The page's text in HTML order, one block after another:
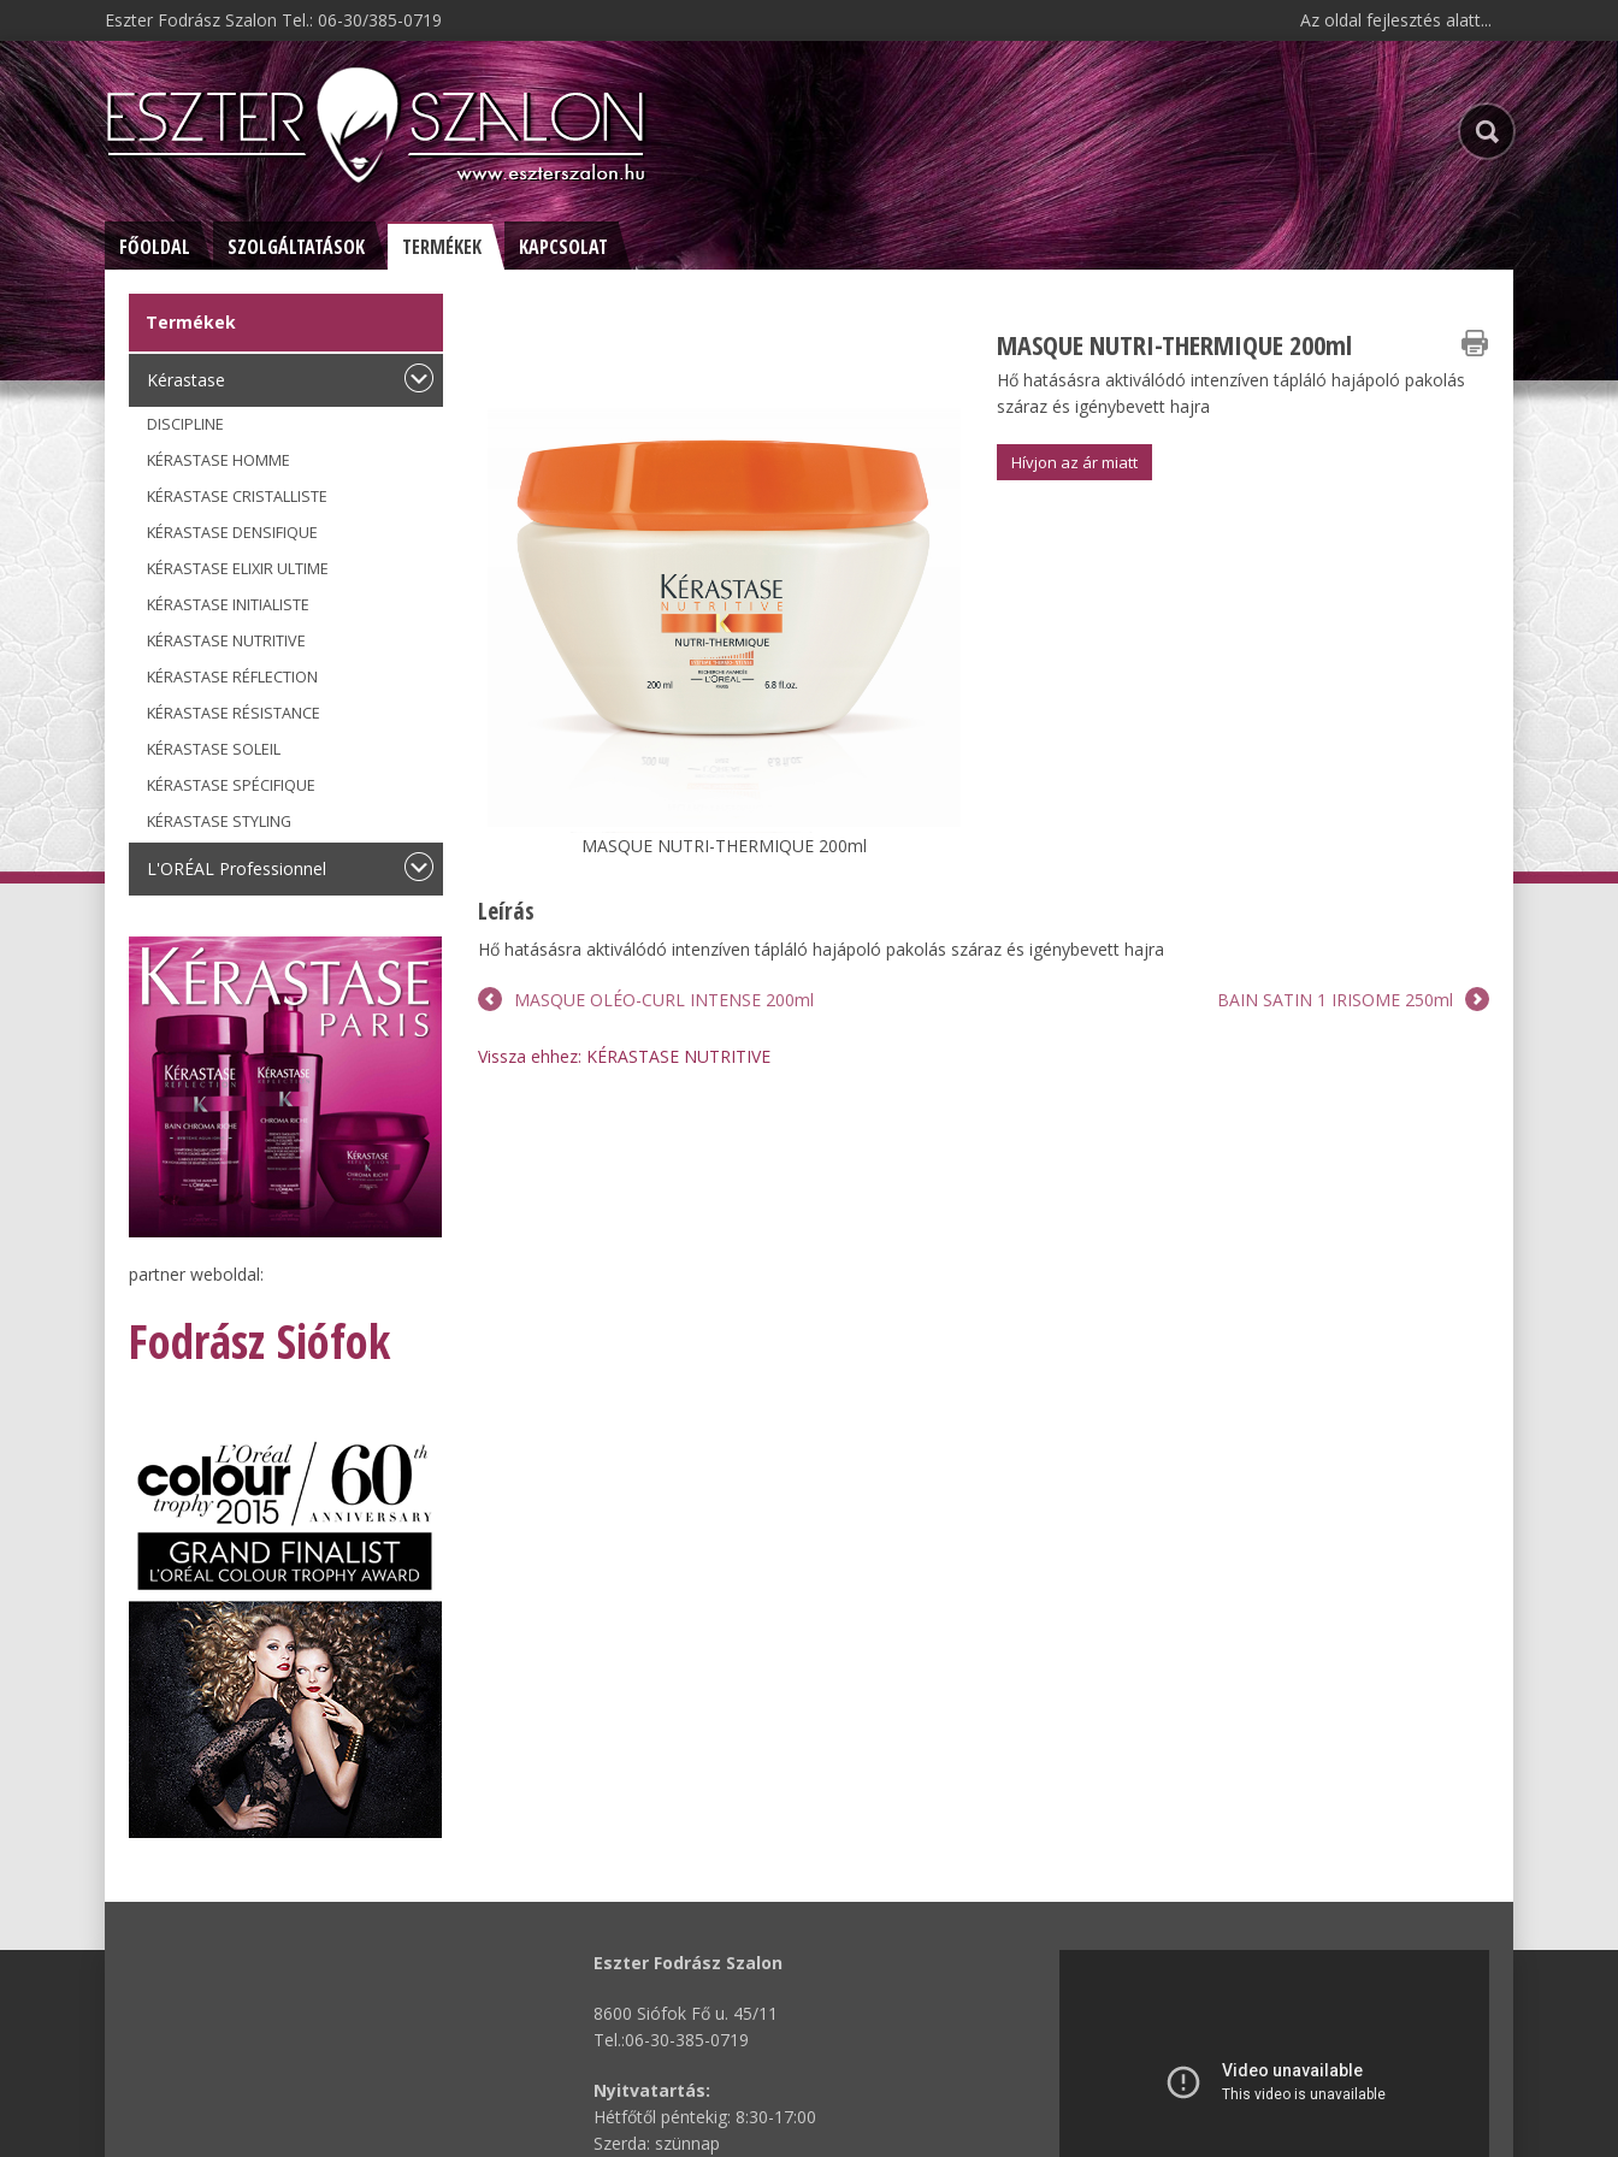
Eszter Fodrász Szalon Tel.: 06-30/385-0719 Az oldal fejlesztés alatt...
FŐOLDAL SZOLGÁLTATÁSOK TERMÉKEK KAPCSOLAT
Termékek
Kérastase
DISCIPLINE
KÉRASTASE HOMME
KÉRASTASE CRISTALLISTE
KÉRASTASE DENSIFIQUE
KÉRASTASE ELIXIR ULTIME
KÉRASTASE INITIALISTE
KÉRASTASE NUTRITIVE
KÉRASTASE RÉFLECTION
KÉRASTASE RÉSISTANCE
KÉRASTASE SOLEIL
KÉRASTASE SPÉCIFIQUE
KÉRASTASE STYLING
L'ORÉAL Professionnel
partner weboldal:
Fodrász Siófok
MASQUE NUTRI-THERMIQUE 200ml
MASQUE NUTRI-THERMIQUE 200ml
Hő hatásásra aktiválódó intenzíven tápláló hajápoló pakolás
száraz és igénybevett hajra
Hívjon az ár miatt
Leírás
Hő hatásásra aktiválódó intenzíven tápláló hajápoló pakolás száraz és igénybevett hajra
BAIN SATIN 1 IRISOME 250ml
MASQUE OLÉO-CURL INTENSE 200ml
Vissza ehhez: KÉRASTASE NUTRITIVE
Eszter Fodrász Szalon
8600 Siófok Fő u. 45/11
Tel.:06-30-385-0719
Nyitvatartás:
Hétfőtől péntekig: 8:30-17:00
Szerda: szünnap